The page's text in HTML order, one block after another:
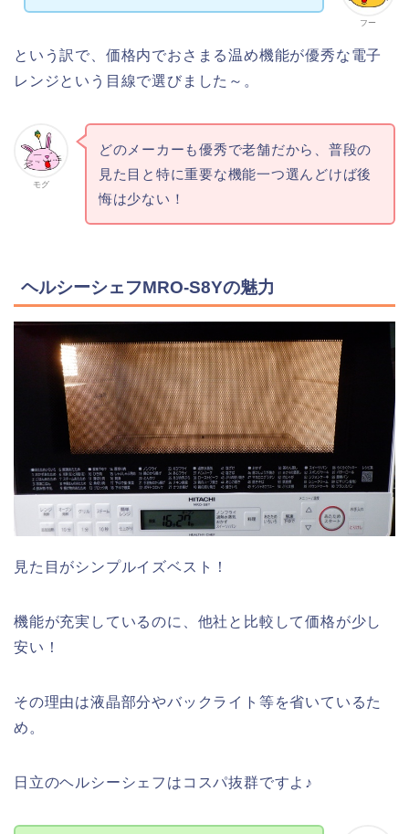
フー
という訳で、価格内でおさまる温め機能が優秀な電子
レンジという目線で選びました～。
モグ
どのメーカーも優秀で老舗だから、普段の
見た目と特に重要な機能一つ選んどけば後
悔は少ない！
ヘルシーシェフMRO-S8Yの魅力
見た目がシンプルイズベスト！
機能が充実しているのに、他社と比較して価格が少し
安い！
その理由は液晶部分やバックライト等を省いているた
め。
日立のヘルシーシェフはコスパ抜群ですよ♪